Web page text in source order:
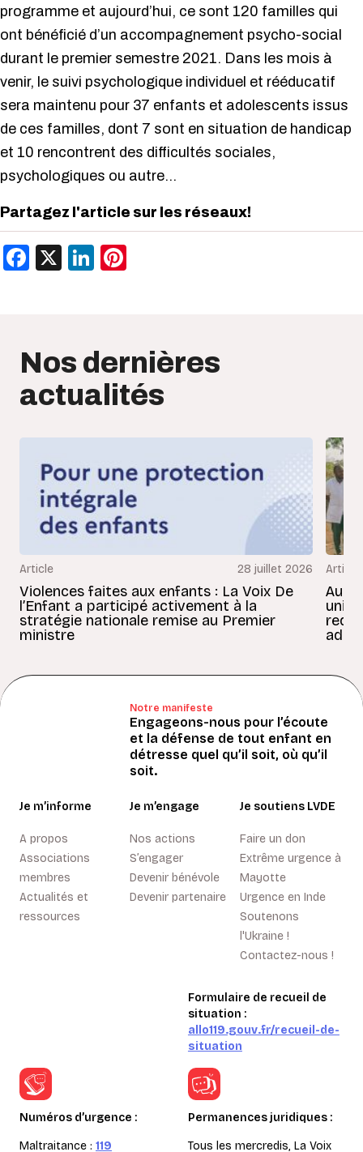
programme et aujourd’hui, ce sont 120 familles qui
ont bénéficié d’un accompagnement psycho-social
durant le premier semestre 2021. Dans les mois à
venir, le suivi psychologique individuel et rééducatif
sera maintenu pour 37 enfants et adolescents issus
de ces familles, dont 7 sont en situation de handicap
et 10 rencontrent des difficultés sociales,
psychologiques ou autre…
Partagez l'article sur les réseaux!
Facebook
X LinkedIn
Nos dernières
actualités
Article 28 juillet 2026
Violences faites aux enfants : La Voix De
l’Enfant a participé activement à la
stratégie nationale remise au Premier
ministre
Article
Au
Notre manifeste
Engageons-nous pour l’écoute
et la défense de tout enfant en
détresse quel qu’il soit, où qu’il
soit.
Je m’informe
A propos
Associations
membres
Actualités et
ressources
Je m’engage
Nos actions
S’engager
Devenir bénévole
Devenir partenaire
Je soutiens LVDE
Faire un don
Extrême urgence à
Mayotte
Urgence en Inde
Soutenons
l'Ukraine !
Contactez-nous !
Formulaire de recueil de
situation :
allo119.gouv.fr/recueil-de-
situation
Numéros d’urgence :
Maltraitance : 119
Permanences juridiques :
Tous les mercredis, La Voix